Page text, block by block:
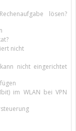
lösen?
nicht
nicht eingerichtet
im WLAN bei VPN